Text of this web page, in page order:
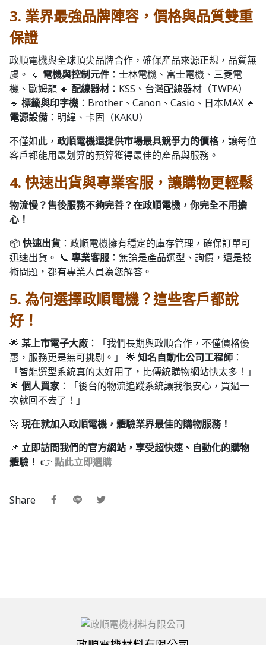
3. 業界最強品牌陣容，價格與品質雙重
保證
政順電機與全球頂尖品牌合作，確保產品來源正規，品質無
虞。 🔹 電機與控制元件 ：士林電機、富士電機、三菱電
機、歐姆龍 🔹 配線器材 ：KSS、台灣配線器材（TWPA）
🔹 標籤與印字機 ：Brother、Canon、Casio、日本MAX 🔹
電源設備 ：明緯、卡固（KAKU）
不僅如此， 政順電機還提供市場最具競爭力的價格，讓每位
客戶都能用最划算的預算獲得最佳的產品與服務。
4. 快速出貨與專業客服，讓購物更輕鬆
物流慢？售後服務不夠完善？在政順電機，你完全不用擔
心！
📦 快速出貨 ：政順電機擁有穩定的庫存管理，確保訂單可
迅速出貨。 📞 專業客服 ：無論是產品選型、詢價，還是技
術問題，都有專業人員為您解答。
5. 為何選擇政順電機？這些客戶都說
好！
🌟 某上市電子大廠 ：「我們長期與政順合作，不僅價格優
惠，服務更是無可挑剔。」 🌟 知名自動化公司工程師 ：
「智能選型系統真的太好用了，比傳統購物網站快太多！」
🌟 個人買家 ：「後台的物流追蹤系統讓我很安心，買過一
次就回不去了！」
🚀現在就加入政順電機，體驗業界最佳的購物服務！
📌 立即訪問我們的官方網站，享受超快速、自動化的購物
體驗！ 👉 點此立即選購
Share